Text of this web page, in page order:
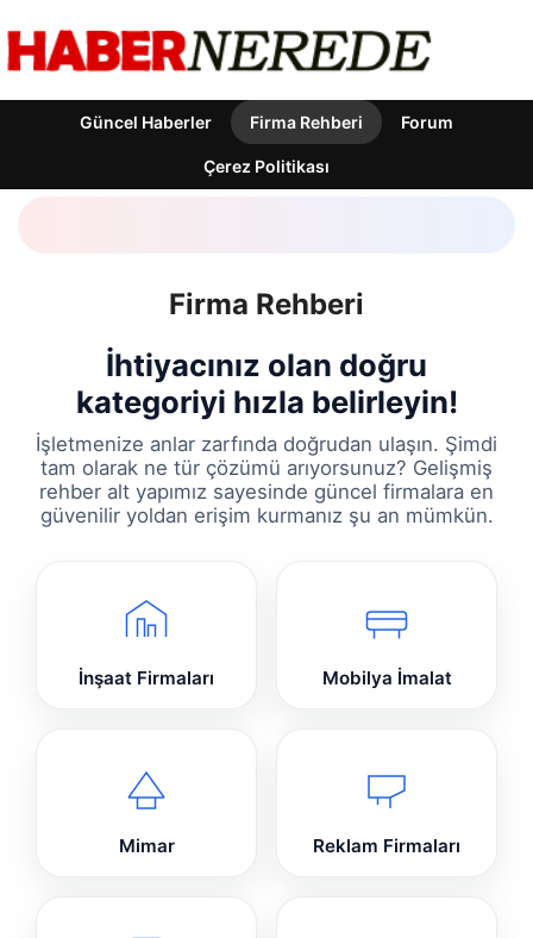
Güncel Haberler Firma Rehberi Forum
Çerez Politikası
Firma Rehberi
İhtiyacınız olan doğru
kategoriyi hızla belirleyin!
İşletmenize anlar zarfında doğrudan ulaşın. Şimdi
tam olarak ne tür çözümü arıyorsunuz? Gelişmiş
rehber alt yapımız sayesinde güncel firmalara en
güvenilir yoldan erişim kurmanız şu an mümkün.
İnşaat Firmaları Mobilya İmalat
Mimar Reklam Firmaları